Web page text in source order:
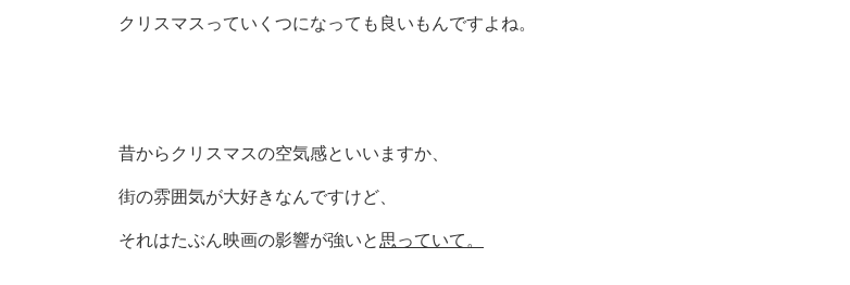
クリスマスっていくつになっても良いもんですよね。
昔からクリスマスの空気感といいますか、
街の雰囲気が大好きなんですけど、
それはたぶん映画の影響が強いと 思っていて。